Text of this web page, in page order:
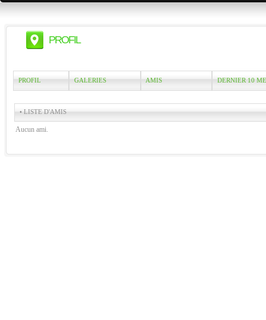
PROFIL
PROFIL GALERIES AMIS DERNIER 10
• LISTE D'AMIS
Aucun ami.